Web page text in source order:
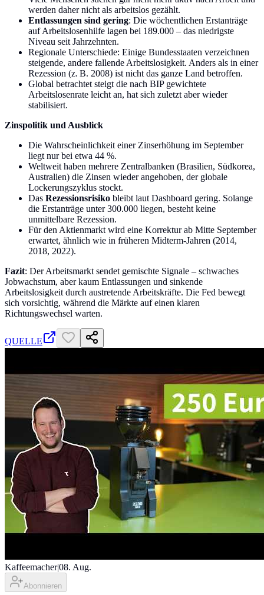
werden daher nicht als arbeitslos gezählt.
Entlassungen sind gering: Die wöchentlichen Erstanträge
auf Arbeitslosenhilfe lagen bei 189.000 – das niedrigste
Niveau seit Jahrzehnten.
Regionale Unterschiede: Einige Bundesstaaten verzeichnen
steigende, andere fallende Arbeitslosigkeit. Anders als in einer
Rezession (z. B. 2008) ist nicht das ganze Land betroffen.
Global betrachtet steigt die nach BIP gewichtete
Arbeitslosenrate leicht an, hat sich zuletzt aber wieder
stabilisiert.
Zinspolitik und Ausblick
Die Wahrscheinlichkeit einer Zinserhöhung im September
liegt nur bei etwa 44 %.
Weltweit haben mehrere Zentralbanken (Brasilien, Südkorea,
Australien) die Zinsen wieder angehoben, der globale
Lockerungszyklus stockt.
Das Rezessionsrisiko bleibt laut Dashboard gering. Solange
die Erstanträge unter 300.000 liegen, besteht keine
unmittelbare Rezession.
Für den Aktienmarkt wird eine Korrektur ab Mitte September
erwartet, ähnlich wie in früheren Midterm-Jahren (2014,
2018, 2022).
Fazit: Der Arbeitsmarkt sendet gemischte Signale – schwaches
Jobwachstum, aber kaum Entlassungen und sinkende
Arbeitslosigkeit durch austretende Arbeitskräfte. Die Fed bewegt
sich vorsichtig, während die Märkte auf einen klaren
Richtungswechsel warten.
QUELLE
Kaffeemacher|08. Aug.
Abonnieren